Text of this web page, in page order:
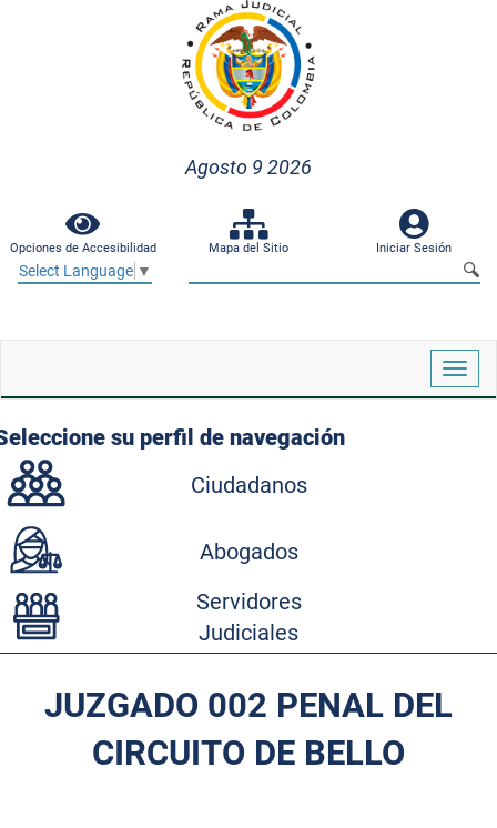
Agosto 9 2026
Opciones de Accesibilidad Mapa del Sitio Iniciar Sesión
Select Language ▼
su perfil de navegación
Ciudadanos
Abogados
Servidores
Judiciales
JUZGADO 002 PENAL DEL
CIRCUITO DE BELLO